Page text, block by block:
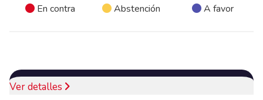
En contra Abstención A favor
Ver detalles